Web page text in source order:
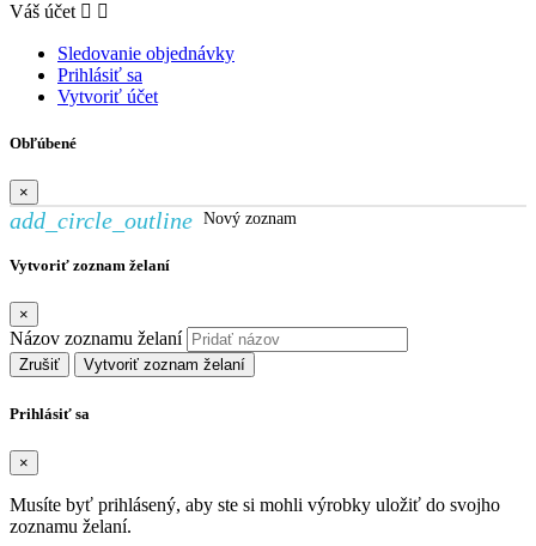
Váš účet  
Sledovanie objednávky
Prihlásiť sa
Vytvoriť účet
Obľúbené
×
add_circle_outline Nový zoznam
Vytvoriť zoznam želaní
×
Názov zoznamu želaní
Zrušiť Vytvoriť zoznam želaní
Prihlásiť sa
×
Musíte byť prihlásený, aby ste si mohli výrobky uložiť do svojho
zoznamu želaní.